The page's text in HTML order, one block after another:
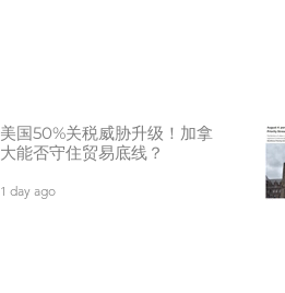
美国50%关税威胁升级！加拿
大能否守住贸易底线？
1 day ago